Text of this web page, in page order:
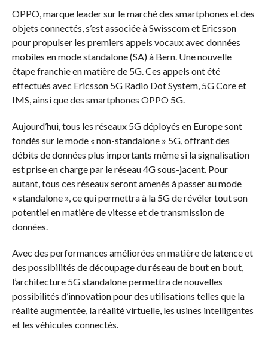
OPPO, marque leader sur le marché des smartphones et des
objets connectés, s’est associée à Swisscom et Ericsson
pour propulser les premiers appels vocaux avec données
mobiles en mode standalone (SA) à Bern. Une nouvelle
étape franchie en matière de 5G. Ces appels ont été
effectués avec Ericsson 5G Radio Dot System, 5G Core et
IMS, ainsi que des smartphones OPPO 5G.
Aujourd’hui, tous les réseaux 5G déployés en Europe sont
fondés sur le mode « non-standalone » 5G, offrant des
débits de données plus importants même si la signalisation
est prise en charge par le réseau 4G sous-jacent. Pour
autant, tous ces réseaux seront amenés à passer au mode
« standalone », ce qui permettra à la 5G de révéler tout son
potentiel en matière de vitesse et de transmission de
données.
Avec des performances améliorées en matière de latence et
des possibilités de découpage du réseau de bout en bout,
l’architecture 5G standalone permettra de nouvelles
possibilités d’innovation pour des utilisations telles que la
réalité augmentée, la réalité virtuelle, les usines intelligentes
et les véhicules connectés.